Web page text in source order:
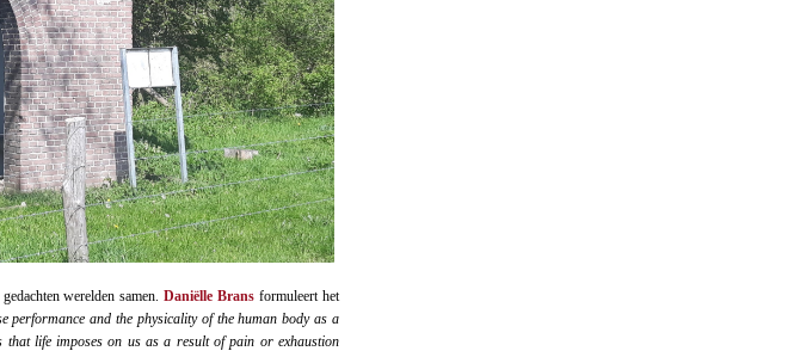
werelden samen.Daniëlle Brans formuleert het
performance and the physicality of the human body as a
life imposes on us as a result of pain or exhaustion